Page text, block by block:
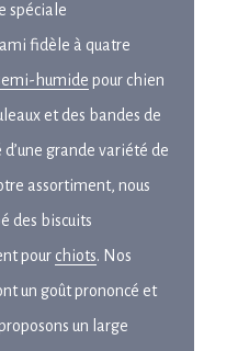
spéciale
fidèle à quatre
humide pour chien
et des bandes de
grande variété de
assortiment, nous
des biscuits
pour chiots. Nos
un goût prononcé et
un large